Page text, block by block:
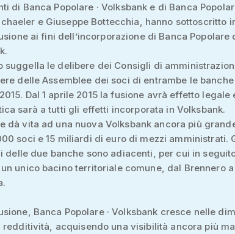
di Banca Popolare · Volksbank e di Banca
e Giuseppe Bottecchia, hanno sottoscritto
ai fini dell’incorporazione di Banca Popolare
suggella le delibere dei Consigli di
delle Assemblee dei soci di entrambe le
Dal 1 aprile 2015 la fusione avrà effetto legale
sarà a tutti gli effetti incorporata in Volksbank.
dà vita ad una nuova Volksbank ancora più
soci e 15 miliardi di euro di mezzi amministrati.
delle due banche sono adiacenti, per cui in
unico bacino territoriale comune, dal Brennero
Banca Popolare · Volksbank cresce nelle
redditività, acquisendo una visibilità ancora più